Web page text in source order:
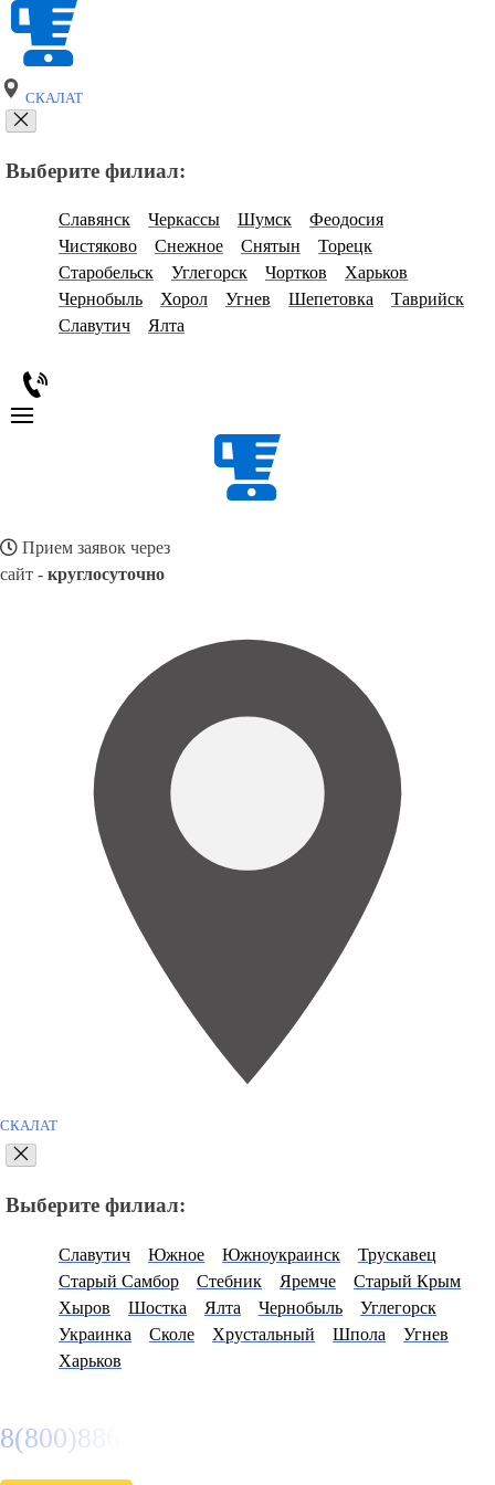
СКАЛАТ
Выберите филиал:
Славянск Черкассы Шумск
Феодосия
Чистяково
Снежное Снятын
Торецк
Старобельск
Углегорск Чортков
Харьков
Чернобыль
Хорол Угнев Шепетовка
Таврийск
Славутич
Ялта
Прием заявок через
сайт - круглосуточно
СКАЛАТ
Выберите филиал:
Славутич Южное Южноукраинск
Трускавец
Старый Самбор
Стебник Яремче
Старый Крым
Хыров
Шостка Ялта Чернобыль
Углегорск
Украинка
Сколе Хрустальный Шпола
Угнев
Харьков
8(800)886486